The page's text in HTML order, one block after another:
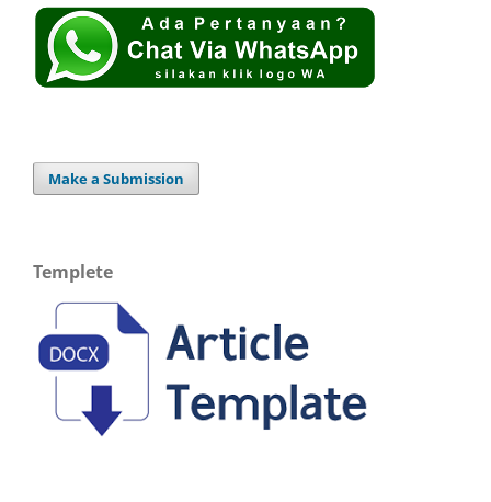
Make a Submission
Templete